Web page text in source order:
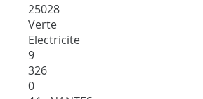
25028
Verte
Electricite
9
326
0